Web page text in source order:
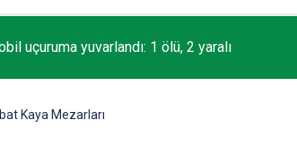
uçuruma yuvarlandı: 1 ölü, 2 yaralı
Kaya Mezarları